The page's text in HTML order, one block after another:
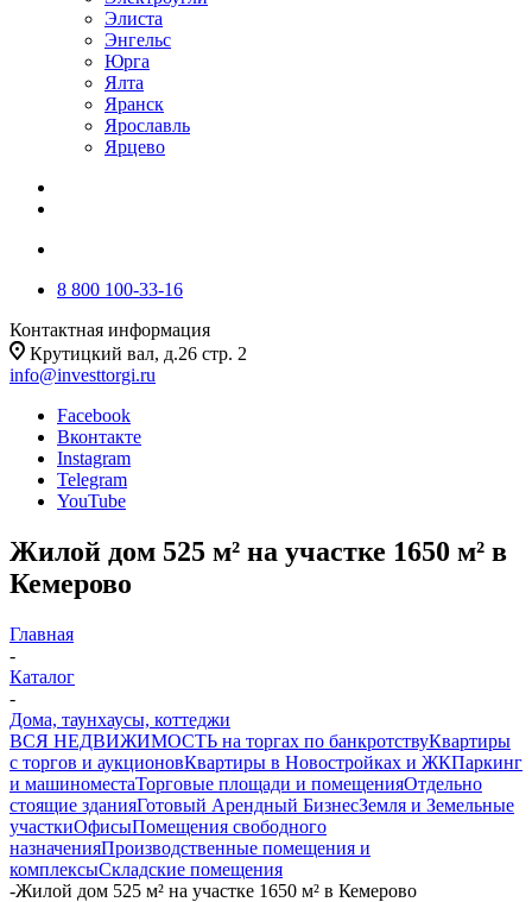
Элиста
Энгельс
Юрга
Ялта
Яранск
Ярославль
Ярцево
8 800 100-33-16
Контактная информация
Крутицкий вал, д.26 стр. 2
info@investtorgi.ru
Facebook
Вконтакте
Instagram
Telegram
YouTube
Жилой дом 525 м² на участке 1650 м² в
Кемерово
Главная
-
Каталог
-
Дома, таунхаусы, коттеджи
ВСЯ НЕДВИЖИМОСТЬ на торгах по банкротствуКвартиры
с торгов и аукционовКвартиры в Новостройках и ЖКПаркинг
и машиноместаТорговые площади и помещенияОтдельно
стоящие зданияГотовый Арендный БизнесЗемля и Земельные
участкиОфисыПомещения свободного
назначенияПроизводственные помещения и
комплексыСкладские помещения
-Жилой дом 525 м² на участке 1650 м² в Кемерово